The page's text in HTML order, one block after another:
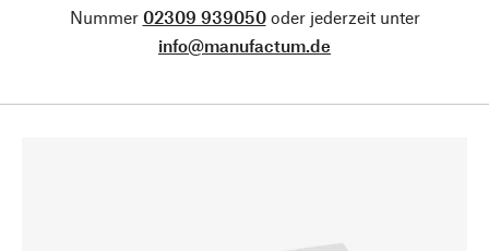
Nummer 02309 939050oder jederzeit unter
info@manufactum.de